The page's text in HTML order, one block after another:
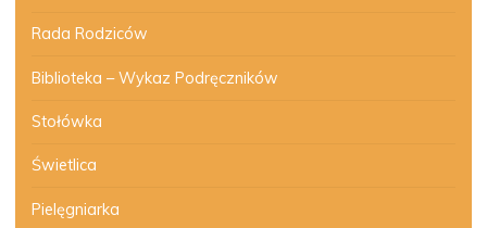
Rada Rodziców
Biblioteka – Wykaz Podręczników
Stołówka
Świetlica
Pielęgniarka